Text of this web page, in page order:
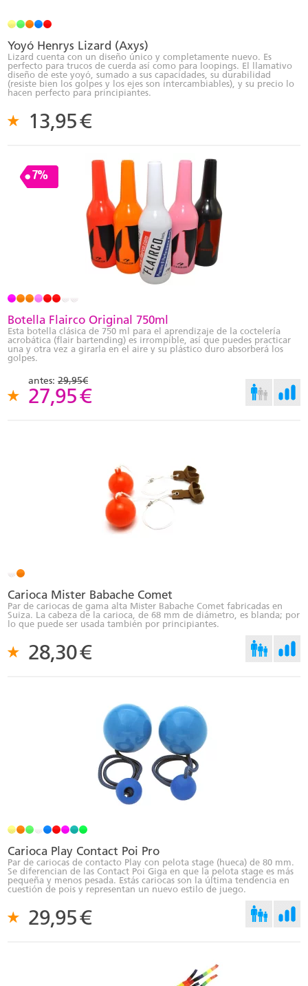
Yoyó Henrys Lizard (Axys)
Lizard cuenta con un diseño único y completamente nuevo. Es
perfecto para trucos de cuerda así como para loopings. El llamativo
diseño de este yoyó, sumado a sus capacidades, su durabilidad
(resiste bien los golpes y los ejes son intercambiables), y su precio lo
hacen perfecto para principiantes.
13,95€
7%
Botella Flairco Original 750ml
Esta botella clásica de 750 ml para el aprendizaje de la coctelería
acrobática (flair bartending) es irrompible, así que puedes practicar
una y otra vez a girarla en el aire y su plástico duro absorberá los
golpes.
antes: 29,95€
27,95€
Carioca Mister Babache Comet
Par de cariocas de gama alta Mister Babache Comet fabricadas en
Suiza. La cabeza de la carioca, de 68 mm de diámetro, es blanda; por
lo que puede ser usada también por principiantes.
28,30€
Carioca Play Contact Poi Pro
Par de cariocas de contacto Play con pelota stage (hueca) de 80 mm.
Se diferencian de las Contact Poi Giga en que la pelota stage es más
pequeña y menos pesada. Estás cariocas son la última tendencia en
cuestión de pois y representan un nuevo estilo de juego.
29,95€